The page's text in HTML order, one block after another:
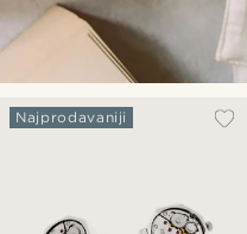
Najprodavaniji